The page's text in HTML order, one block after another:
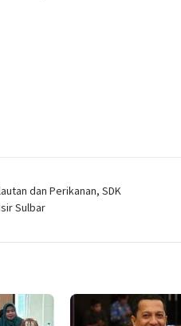
dan Perikanan, SDK
Sulbar